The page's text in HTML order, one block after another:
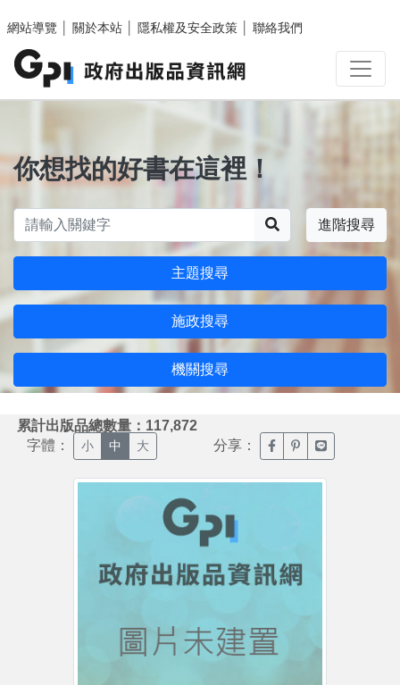
網站導覽
關於本站 隱私權及安全政策 聯絡我們
你想找的好書在這裡！
進階搜尋
主題搜尋
施政搜尋
機關搜尋
累計出版品總數量：117,872
字體： 小 中 大 分享： 臉書分享(另開新視窗)
噗浪分享(另開新
Line分享(另